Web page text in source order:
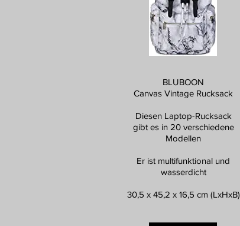
BLUBOON
Canvas Vintage Rucksack
Diesen Laptop-Rucksack
gibt es in 20 verschiedene
Modellen
Er ist multifunktional und
wasserdicht
30,5 x 45,2 x 16,5 cm (LxHxB)